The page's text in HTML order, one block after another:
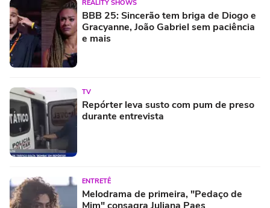
REALITY SHOWS
BBB 25: Sincerão tem briga de Diogo e
Gracyanne, João Gabriel sem paciência
e mais
TV
Repórter leva susto com pum de preso
durante entrevista
ENTRETÊ
Melodrama de primeira, "Pedaço de